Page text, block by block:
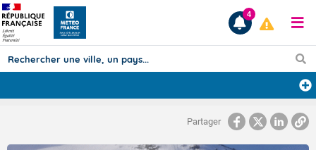
Prévisions
TOUS LES RÉSULTATS
4
Partager